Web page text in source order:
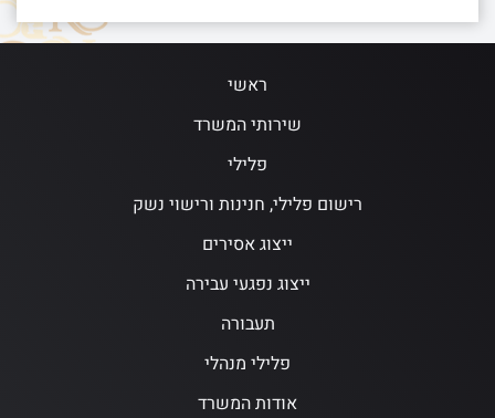
ראשי
שירותי המשרד
פלילי
רישום פלילי, חנינות ורישוי נשק
ייצוג אסירים
ייצוג נפגעי עבירה
תעבורה
פלילי מנהלי
אודות המשרד